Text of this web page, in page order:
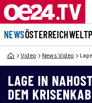
NEWSÖSTERREICHWELT
Video News Video
LAGE IN
DEM